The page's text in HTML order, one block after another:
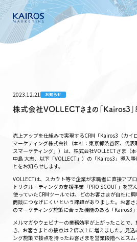
2023.12.21 お知らせ
株式会社VOLLECTさまの「Kairos3」
売上アップを仕組みで実現するCRM「Kairos3（カイ
マーケティング株式会社（本社：東京都渋谷区、代
スマーケティング」）は、株式会社VOLLECTさま（
中島 大志、以下「VOLLECT」）の「Kairos3」導入
とをお知らせします。
VOLLECTは、スカウト等で企業が求職者に直接アプ
トリクルーティングの支援事業「PRO SCOUT」を
使っていたCRMツールでは、どのお客さまが自社に興
商談につなげにくいという課題がありました。お客
のマーケティング施策に合った機能のある「Kairos3
メルマガやウェビナーの業務効率が上がったことで
き、お客さまとの接点は２倍以上に増えました。見
ング施策で接点を持ったお客さまを営業段階へとスム